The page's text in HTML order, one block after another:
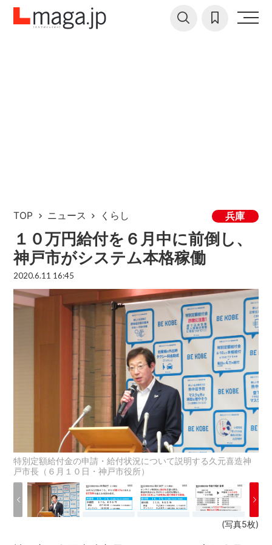
TOP ニュース くらし 兵庫
１０万円給付を６月中に前倒し、
神戸市がシステム本格稼働
2020.6.11 16:45
特別定額給付金の申請・給付状況について説明する久元喜造神
戸市長（６月１０日・神戸市役所）
(写真5枚)